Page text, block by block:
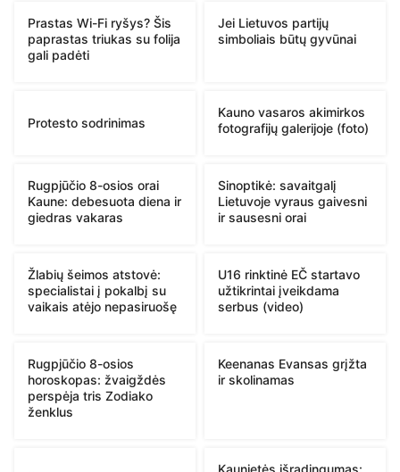
Prastas Wi-Fi ryšys? Šis
paprastas triukas su folija
gali padėti
Jei Lietuvos partijų
simboliais būtų gyvūnai
Protesto sodrinimas
Kauno vasaros akimirkos
fotografijų galerijoje (foto)
Rugpjūčio 8-osios orai
Kaune: debesuota diena ir
giedras vakaras
Sinoptikė: savaitgalį
Lietuvoje vyraus gaivesni
ir sausesni orai
Žlabių šeimos atstovė:
specialistai į pokalbį su
vaikais atėjo nepasiruošę
U16 rinktinė EČ startavo
užtikrintai įveikdama
serbus (video)
Rugpjūčio 8-osios
horoskopas: žvaigždės
perspėja tris Zodiako
ženklus
Keenanas Evansas grįžta
ir skolinamas